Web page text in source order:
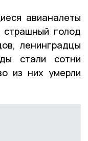
авианалеты
страшный голод
ленинградцы
стали сотни
из них умерли